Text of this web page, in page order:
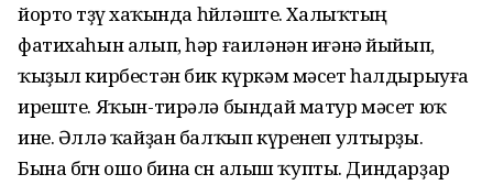
йорто төҙөү хаҡында һөйләште. Халыҡтың
фатихаһын алып, һәр ғаиләнән иғәнә йыйып,
ҡыҙыл кирбестән бик күркәм мәсет һалдырыуға
иреште. Яҡын-тирәлә бындай матур мәсет юҡ
ине. Әллә ҡайҙан балҡып күренеп ултырҙы.
Бына бөгөн ошо бина өсөн алыш ҡупты. Диндарҙар